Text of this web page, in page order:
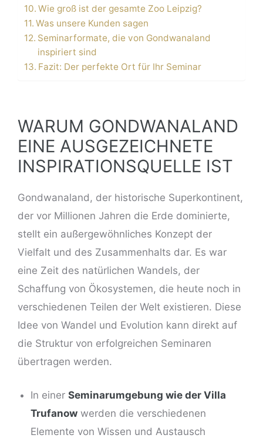
Wie groß ist der gesamte Zoo Leipzig?
Was unsere Kunden sagen
Seminarformate, die von Gondwanaland
inspiriert sind
Fazit: Der perfekte Ort für Ihr Seminar
WARUM GONDWANALAND
EINE AUSGEZEICHNETE
INSPIRATIONSQUELLE IST
Gondwanaland, der historische Superkontinent,
der vor Millionen Jahren die Erde dominierte,
stellt ein außergewöhnliches Konzept der
Vielfalt und des Zusammenhalts dar. Es war
eine Zeit des natürlichen Wandels, der
Schaffung von Ökosystemen, die heute noch in
verschiedenen Teilen der Welt existieren. Diese
Idee von Wandel und Evolution kann direkt auf
die Struktur von erfolgreichen Seminaren
übertragen werden.
In einerSeminarumgebung wie der Villa
Trufanow werden die verschiedenen
Elemente von Wissen und Austausch